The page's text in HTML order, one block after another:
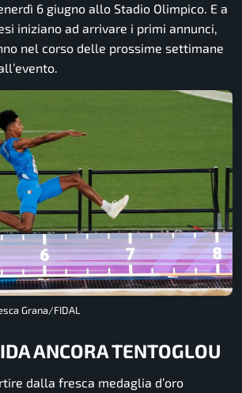
6 giugno allo Stadio Olimpico. E a
iniziano ad arrivare i primi annunci,
nel corso delle prossime settimane
Grana/FIDAL
ANCORA TENTOGLOU
dalla fresca medaglia d’oro